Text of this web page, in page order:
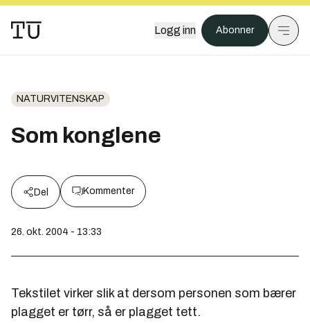
Logg inn Abonner
NATURVITENSKAP
Som konglene
Del Kommenter
26. okt. 2004 - 13:33
Tekstilet virker slik at dersom personen som bærer
plagget er tørr, så er plagget tett.